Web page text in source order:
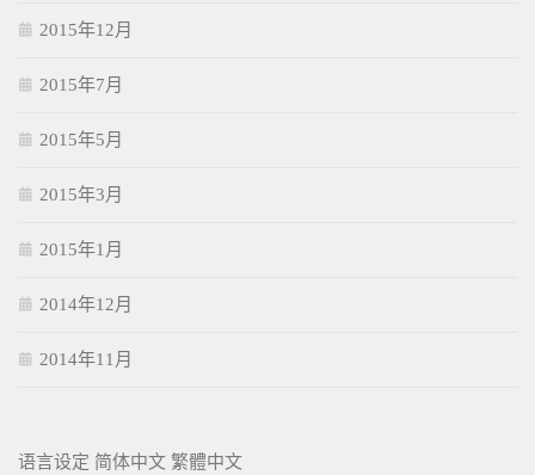
2015年12月
2015年7月
2015年5月
2015年3月
2015年1月
2014年12月
2014年11月
语言设定 简体中文 繁體中文